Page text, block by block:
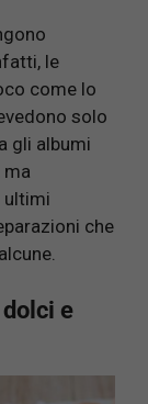
le
come lo
solo
gli albumi
ma
ultimi
che
e